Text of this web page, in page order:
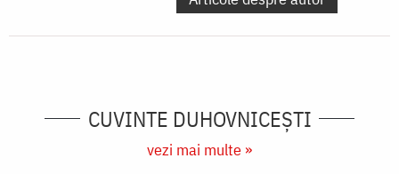
CUVINTE DUHOVNICEȘTI
vezi mai multe »